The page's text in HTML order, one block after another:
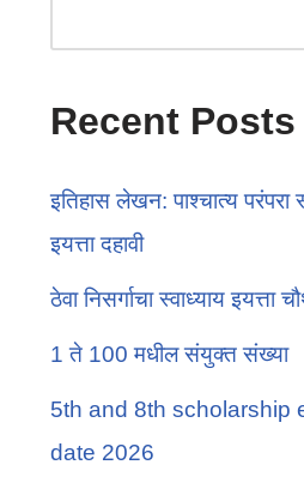
Recent Posts
इतिहास लेखन: पाश्चात्य परंपरा
इयत्ता दहावी
ठेवा निसर्गाचा स्वाध्याय इयत्ता
1 ते 100 मधील संयुक्त संख्या
5th and 8th scholarship
date 2026